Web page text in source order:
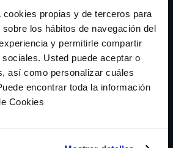
propias y de terceros para
los hábitos de navegación del
y permitirle compartir
Usted puede aceptar o
así como personalizar cuáles
encontrar toda la información
Cookies
3ª